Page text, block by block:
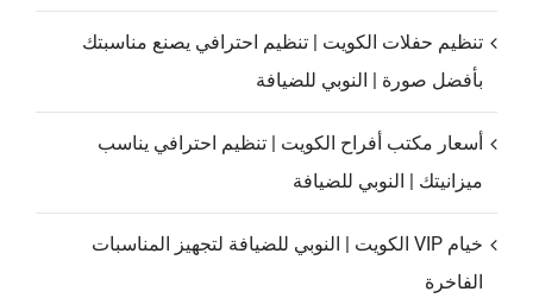
تنظيم حفلات الكويت | تنظيم احترافي يصنع مناسبتك
بأفضل صورة | النوبي للضيافة
أسعار مكتب أفراح الكويت | تنظيم احترافي يناسب
ميزانيتك | النوبي للضيافة
خيام VIP الكويت | النوبي للضيافة لتجهيز المناسبات
الفاخرة